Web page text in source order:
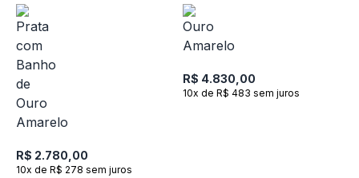
Amarelo 18k
R$ 2.780,00
10x de R$ 278 sem juros
R$ 4.830,00
10x de R$ 483 sem juros